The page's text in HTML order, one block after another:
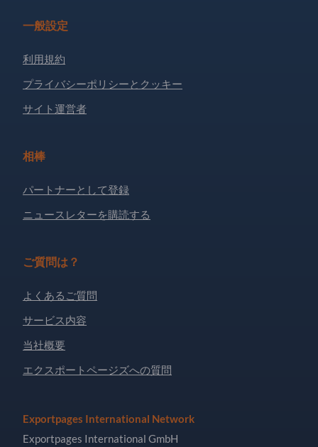
一般設定
利用規約
プライバシーポリシーとクッキー
サイト運営者
相棒
パートナーとして登録
ニュースレターを購読する
ご質問は？
よくあるご質問
サービス内容
当社概要
エクスポートページズへの質問
Exportpages International Network
Exportpages International GmbH